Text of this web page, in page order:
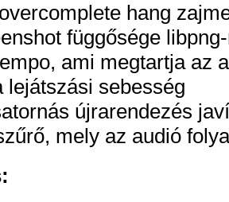
hang
függősége
ami megtartja az
lejátszási sebesség
újrarendezés
mely az audió